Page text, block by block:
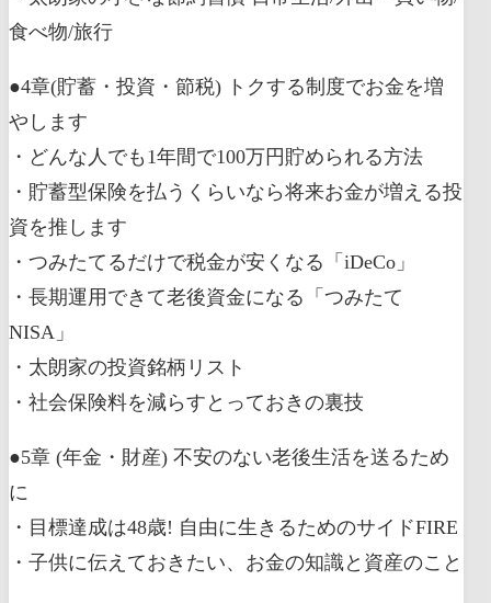
食べ物/旅行
●4章(貯蓄・投資・節税) トクする制度でお金を増
やします
・どんな人でも1年間で100万円貯められる方法
・貯蓄型保険を払うくらいなら将来お金が増える投
資を推します
・つみたてるだけで税金が安くなる「iDeCo」
・長期運用できて老後資金になる「つみたて
NISA」
・太朗家の投資銘柄リスト
・社会保険料を減らすとっておきの裏技
●5章 (年金・財産) 不安のない老後生活を送るため
に
・目標達成は48歳! 自由に生きるためのサイドFIRE
・子供に伝えておきたい、お金の知識と資産のこと